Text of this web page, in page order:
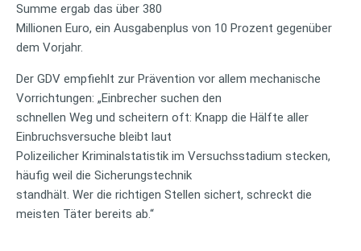
Summe ergab das über 380
Millionen Euro, ein Ausgabenplus von 10 Prozent gegenüber
dem Vorjahr.
Der GDV empfiehlt zur Prävention vor allem mechanische
Vorrichtungen: „Einbrecher suchen den
schnellen Weg und scheitern oft: Knapp die Hälfte aller
Einbruchsversuche bleibt laut
Polizeilicher Kriminalstatistik im Versuchsstadium stecken,
häufig weil die Sicherungstechnik
standhält. Wer die richtigen Stellen sichert, schreckt die
meisten Täter bereits ab.“